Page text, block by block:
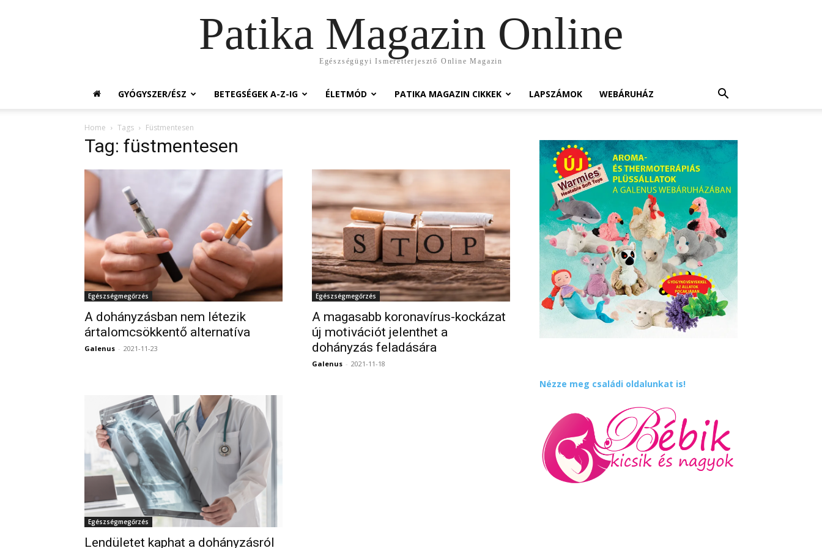
Patika Magazin Online
Egészségügyi Ismeretterjesztő Online Magazin
GYÓGYSZER/ÉSZ BETEGSÉGEK A-Z-IG ÉLETMÓD PATIKA MAGAZIN CIKKEK LAPSZÁMOK WEBÁRUHÁZ
Home Tags Füstmentesen
Tag: füstmentesen
Egészségmegőrzés
A dohányzásban nem létezik
ártalomcsökkentő alternatíva
Galenus - 2021-11-23
Egészségmegőrzés
A magasabb koronavírus-kockázat
új motivációt jelenthet a
dohányzás feladására
Galenus - 2021-11-18
Egészségmegőrzés
Lendületet kaphat a dohányzásról
Nézze meg családi oldalunkat is!